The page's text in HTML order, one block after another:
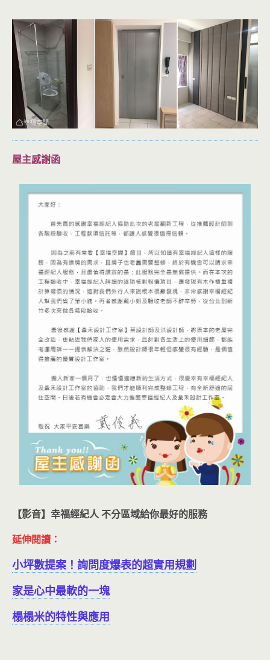
屋主感謝函
【影音】幸福經紀人 不分區域給你最好的服務
延伸閱讀：
小坪數提案！詢問度爆表的超實用規劃
家是心中最軟的一塊
榻榻米的特性與應用